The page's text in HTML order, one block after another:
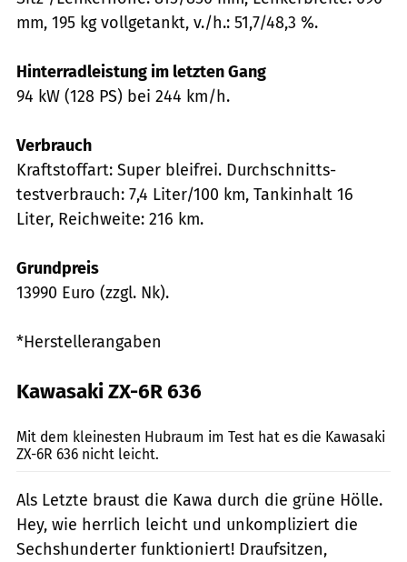
mm, 195 kg vollgetankt, v./h.: 51,7/48,3 %.
Hinterradleistung im letzten Gang
94 kW (128 PS) bei 244 km/h.
Verbrauch
Kraftstoffart: Super bleifrei. Durchschnitts­
testverbrauch: 7,4 Liter/100 km, Tankinhalt 16
Liter, Reichweite: 216 km.
Grundpreis
13990 Euro (zzgl. Nk).
*Herstellerangaben
Kawasaki ZX-6R 636
Mit dem kleinesten Hubraum im Test hat es die Kawasaki
ZX-6R 636 nicht leicht.
Als Letzte braust die Kawa durch die grüne Hölle.
Hey, wie herrlich leicht und unkompliziert die
Sechshunderter funktioniert! Draufsitzen,